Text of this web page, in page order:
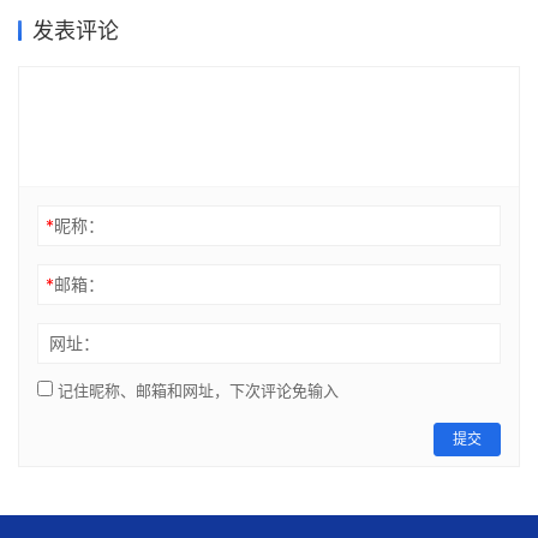
发表评论
*昵称：
*邮箱：
网址：
记住昵称、邮箱和网址，下次评论免输入
提交